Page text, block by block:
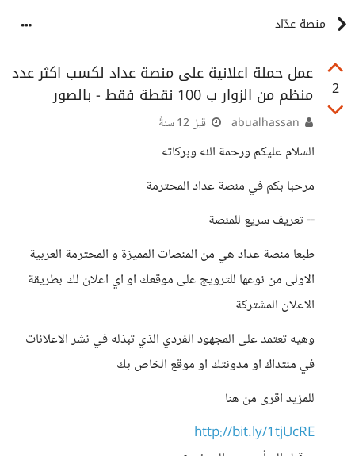
منصة عدّاد
2
عمل حملة اعلانية على منصة عداد لكسب اكثر عدد
منظم من الزوار ب 100 نقطة فقط - بالصور
قبل 12 سنةً
السلام عليكم ورحمة الله وبركاته
مرحبا بكم في منصة عداد المحترمة
-- تعريف سريع للمنصة
طبعا منصة عداد هي من المنصات المميزة و المحترمة العربية
الاولى من نوعها للترويج على موقعك او اي اعلان لك بطريقة
الاعلان المشتركة
وهيه تعتمد على المجهود الفردي الذي تبذله في نشر الاعلانات
في منتداك او مدونتك او موقع الخاص بك
للمزيد اقرى من هنا
http://bit.ly/1tjUcRE